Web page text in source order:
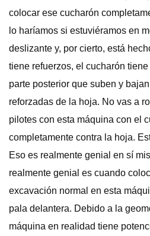
colocar ese cucharón
lo haríamos si estuviéramos en
deslizante y, por cierto, está
tiene refuerzos, el cucharón
parte posterior que suben y
reforzadas de la hoja. No vas a
pilotes con esta máquina con el
completamente contra la hoja.
Eso es realmente genial en sí
realmente genial es cuando
excavación normal en esta
pala delantera. Debido a la
máquina en realidad tiene